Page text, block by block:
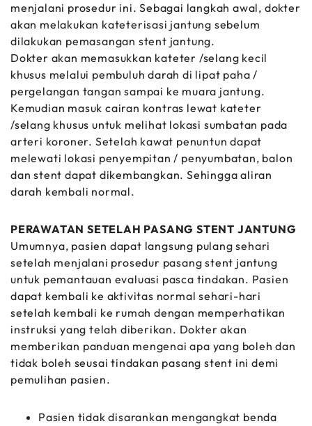
menjalani prosedur ini. Sebagai langkah awal, dokter
akan melakukan kateterisasi jantung sebelum
dilakukan pemasangan stent jantung.
Dokter akan memasukkan kateter /selang kecil
khusus melalui pembuluh darah di lipat paha /
pergelangan tangan sampai ke muara jantung.
Kemudian masuk cairan kontras lewat kateter
/selang khusus untuk melihat lokasi sumbatan pada
arteri koroner. Setelah kawat penuntun dapat
melewati lokasi penyempitan / penyumbatan, balon
dan stent dapat dikembangkan. Sehingga aliran
darah kembali normal.
PERAWATAN SETELAH PASANG STENT JANTUNG
Umumnya, pasien dapat langsung pulang sehari
setelah menjalani prosedur pasang stent jantung
untuk pemantauan evaluasi pasca tindakan. Pasien
dapat kembali ke aktivitas normal sehari-hari
setelah kembali ke rumah dengan memperhatikan
instruksi yang telah diberikan. Dokter akan
memberikan panduan mengenai apa yang boleh dan
tidak boleh seusai tindakan pasang stent ini demi
pemulihan pasien.
Pasien tidak disarankan mengangkat benda